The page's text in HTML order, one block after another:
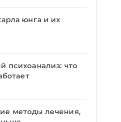
юнга и их
психоанализ: что
методы лечения,